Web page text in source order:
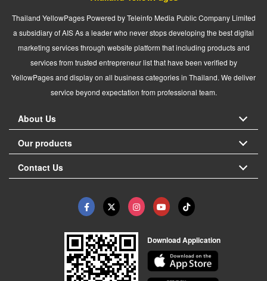
Thailand YellowPages Powered by Teleinfo Media Public Company Limited
a subsidiary of AIS As a leader who never stops developing the best digital
marketing services through website platform that including products and
services from trusted entrepreneur list that have been verified by
YellowPages and display on all business categories in Thailand. We deliver
service beyond expectation from professional team.
About Us
Our products
Contact Us
Download Application